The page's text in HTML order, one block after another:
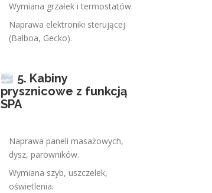
Wymiana grzałek i termostatów.
Naprawa elektroniki sterującej
(Balboa, Gecko).
5. Kabiny
prysznicowe z funkcją
SPA
Naprawa paneli masażowych,
dysz, parowników.
Wymiana szyb, uszczelek,
oświetlenia.